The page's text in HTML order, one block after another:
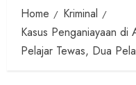
Home
Kriminal
Kasus Penganiayaan di
Pelajar Tewas, Dua